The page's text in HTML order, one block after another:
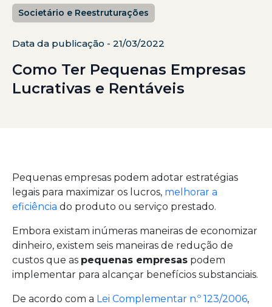
Societário e Reestruturações
Data da publicação - 21/03/2022
Como Ter Pequenas Empresas
Lucrativas e Rentáveis
Pequenas empresas podem adotar estratégias
legais para maximizar os lucros, melhorar a
eficiência do produto ou serviço prestado.
Embora existam inúmeras maneiras de economizar
dinheiro, existem seis maneiras de redução de
custos que as pequenas empresas podem
implementar para alcançar benefícios substanciais.
De acordo com a Lei Complementar n.º 123/2006,